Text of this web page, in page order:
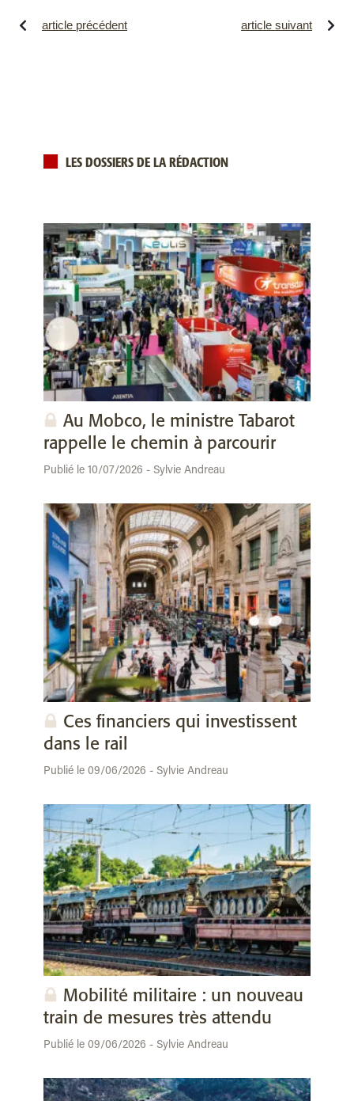
article précédent article suivant
LES DOSSIERS DE LA RÉDACTION
Au Mobco, le ministre Tabarot
rappelle le chemin à parcourir
Publié le 10/07/2026 - Sylvie Andreau
Ces financiers qui investissent
dans le rail
Publié le 09/06/2026 - Sylvie Andreau
Mobilité militaire : un nouveau
train de mesures très attendu
Publié le 09/06/2026 - Sylvie Andreau